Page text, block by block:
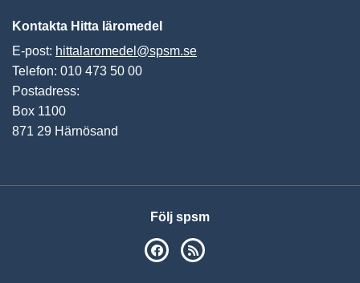
Kontakta Hitta läromedel
E-post: hittalaromedel@spsm.se
Telefon: 010 473 50 00
Postadress:
Box 1100
871 29 Härnösand
Följ spsm
SPSM på Facebook